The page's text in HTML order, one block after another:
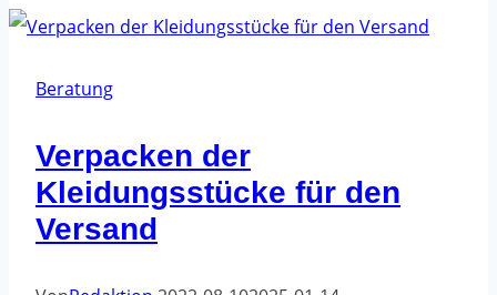
Verpackungsband
Jahr
über
verwendet
Beratung
Verpacken der
Kleidungsstücke für den
Versand